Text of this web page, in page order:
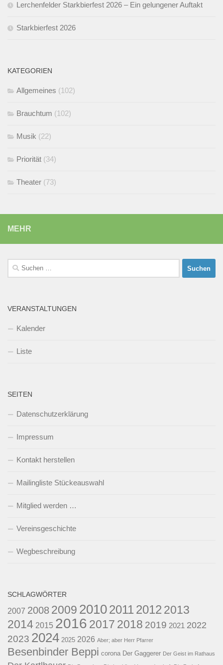
Lerchenfelder Starkbierfest 2026 – Ein gelungener Auftakt
Starkbierfest 2026
KATEGORIEN
Allgemeines (102)
Brauchtum (102)
Musik (22)
Priorität (34)
Theater (73)
MEHR
Suchen
nach:
VERANSTALTUNGEN
Kalender
Liste
SEITEN
Datenschutzerklärung
Impressum
Kontakt herstellen
Mailingliste Stückeauswahl
Mitglied werden …
Vereinsgeschichte
Wegbeschreibung
SCHLAGWÖRTER
2007 2008 2009 20102011 2012 2013
2014 2015 2016 2017 2018 2019 2021 2022
2023 2024 2025 2026 Aber; aber Herr Pfarrer
Besenbinder Beppi corona Der Gaggerer Der Geist im Rathaus